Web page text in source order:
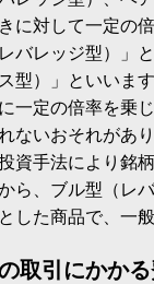
に対して一定の
レバレッジ型）」
ス型）」といいま
一定の倍率を乗
ないおそれがあ
資手法により銘
から、ブル型（レ
した商品で、一
取引にかか